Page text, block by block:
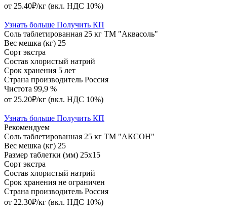
от 25.40₽/кг (вкл. НДС 10%)
Узнать больше Получить КП
Соль таблетированная 25 кг ТМ "Аквасоль"
Вес мешка (кг) 25
Сорт экстра
Состав хлористый натрий
Срок хранения 5 лет
Страна производитель Россия
Чистота 99,9 %
от 25.20₽/кг (вкл. НДС 10%)
Узнать больше Получить КП
Рекомендуем
Соль таблетированная 25 кг ТМ "АКСОН"
Вес мешка (кг) 25
Размер таблетки (мм) 25х15
Сорт экстра
Состав хлористый натрий
Срок хранения не ограничен
Страна производитель Россия
от 22.30₽/кг (вкл. НДС 10%)